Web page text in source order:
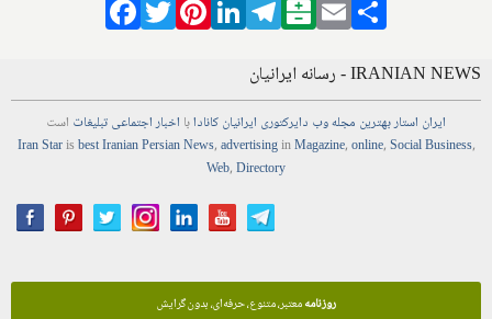
Facebook
TwitterPinterestLinkedIn
Telegram
Balatarin
Email
IRANIAN NEWS - رسانه ایرانیان
ایران استاربهترین مجلهوب دایرکتوری ایرانیان کانادابا اخباراجتماعیتبلیغات است
Iran Starisbest Iranian PersianNews,advertisinginMagazine,online,Social Business,
Web,Directory
روزنامهمعتبر، متنوع، حرفه‌ای، بدون گرایش